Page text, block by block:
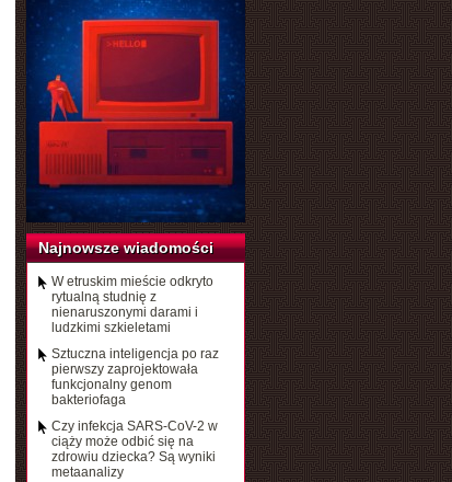
Najnowsze wiadomości
W etruskim mieście odkryto
rytualną studnię z
nienaruszonymi darami i
ludzkimi szkieletami
Sztuczna inteligencja po raz
pierwszy zaprojektowała
funkcjonalny genom
bakteriofaga
Czy infekcja SARS-CoV-2 w
ciąży może odbić się na
zdrowiu dziecka? Są wyniki
metaanalizy